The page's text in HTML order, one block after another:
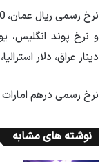
دینار عراق، دلار
نرخ رسمی درهم
نوشته های مشابه